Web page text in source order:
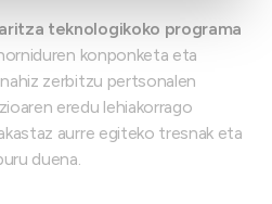
teknologikoko programa
konponketa eta
zerbitzu pertsonalen
eredu lehiakorrago
aurre egiteko tresnak eta
duena.